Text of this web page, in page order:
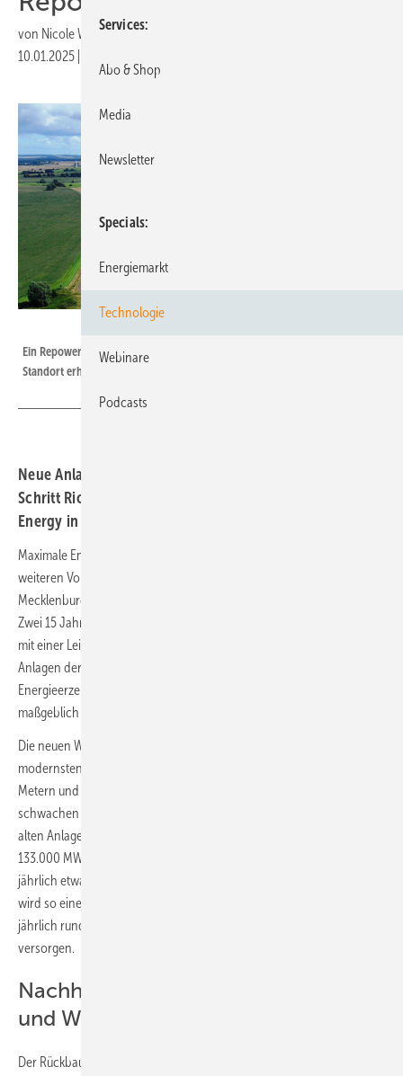
von Nicole Weinhold
10.01.2025
Ein Repowering-Vorhaben mit Eno-Turbinen soll die Energieausbeute am
Standort erhöhen.
Neue Anlagen, dreifache Energieausbeute und ein klarer
Schritt Richtung Energiewende bei Projekt von Eno
Energy in Kirch Mulsow.
Maximale Energieausbeute durch modernste Technologie: Mit einem
weiteren Vorzeigeprojekt setzt Eno Energy in Kirch Mulsow,
Mecklenburg-Vorpommern, ein starkes Zeichen für die Energiewende.
Zwei 15 Jahre alte Windenergieanlagen vom Typ Eno82 und Eno92
mit einer Leistung von jeweils zwei MW werden durch hochmoderne
Anlagen der 6-MW-Klasse ersetzt. Das Repowering steigert die
Energieerzeugung an bestehenden Standorten erheblich und trägt
maßgeblich zur effizienteren Nutzung von Ressourcen bei.
Die neuen Windenergieanlagen vom Typ Eno152 gehören zur
modernsten Generation. Mit einem Rotordurchmesser von 152
Metern und einer Nabenhöhe von 124 Metern sind sie auch bei
schwachen Windverhältnissen äußerst leistungsfähig. Während die
alten Anlagen seit ihrer Inbetriebnahme im Jahr 2010 insgesamt rund
133.000 MWh Strom erzeugten, liefern die neuen Anlagen künftig
jährlich etwa 20.000 MWh. Über eine geplante Laufzeit von 20 Jahren
wird so eine Gesamtleistung von 400.000 MWh erreicht – genug, um
jährlich rund 5.000 Vierpersonenhaushalte mit sauberem Strom zu
versorgen.
Nachhaltigkeit im Fokus: Rückbau
und Wiederverwendung
Der Rückbau der bestehenden Anlagen startet am 15. Januar 2025.
Services
Abo & Shop
Media
Newsletter
Specials
Energiemarkt
Technologie
Webinare
Podcasts